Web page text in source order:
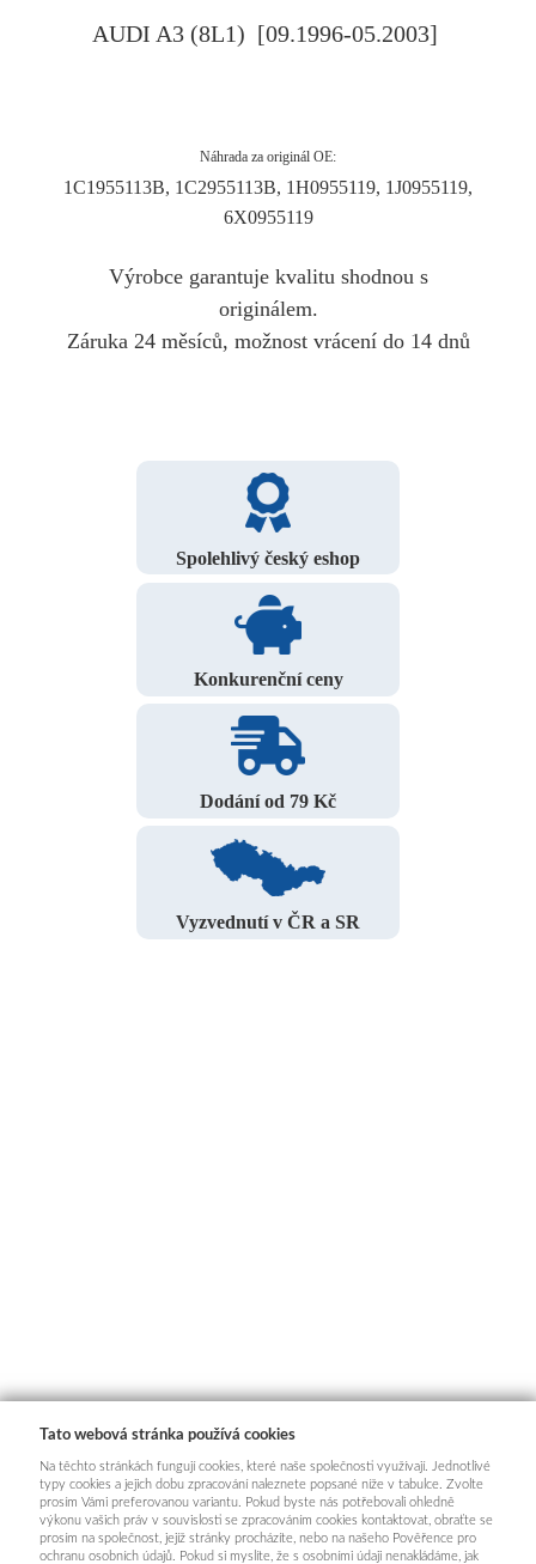
AUDI A3 (8L1) [09.1996-05.2003]
Náhrada za originál OE:
1C1955113B, 1C2955113B, 1H0955119, 1J0955119,
6X0955119
Výrobce garantuje kvalitu shodnou s
originálem.
Záruka 24 měsíců, možnost vrácení do 14 dnů
Spolehlivý český eshop
Konkurenční ceny
Dodání od 79 Kč
Vyzvednutí v ČR a SR
Tato webová stránka používá cookies
Na těchto stránkách fungují cookies, které naše společnosti využívají. Jednotlivé
typy cookies a jejich dobu zpracování naleznete popsané níže v tabulce. Zvolte
prosím Vámi preferovanou variantu. Pokud byste nás potřebovali ohledně
výkonu vašich práv v souvislosti se zpracováním cookies kontaktovat, obraťte se
prosím na společnost, jejíž stránky procházíte, nebo na našeho Pověřence pro
ochranu osobních údajů. Pokud si myslíte, že s osobními údaji nenakládáme, jak